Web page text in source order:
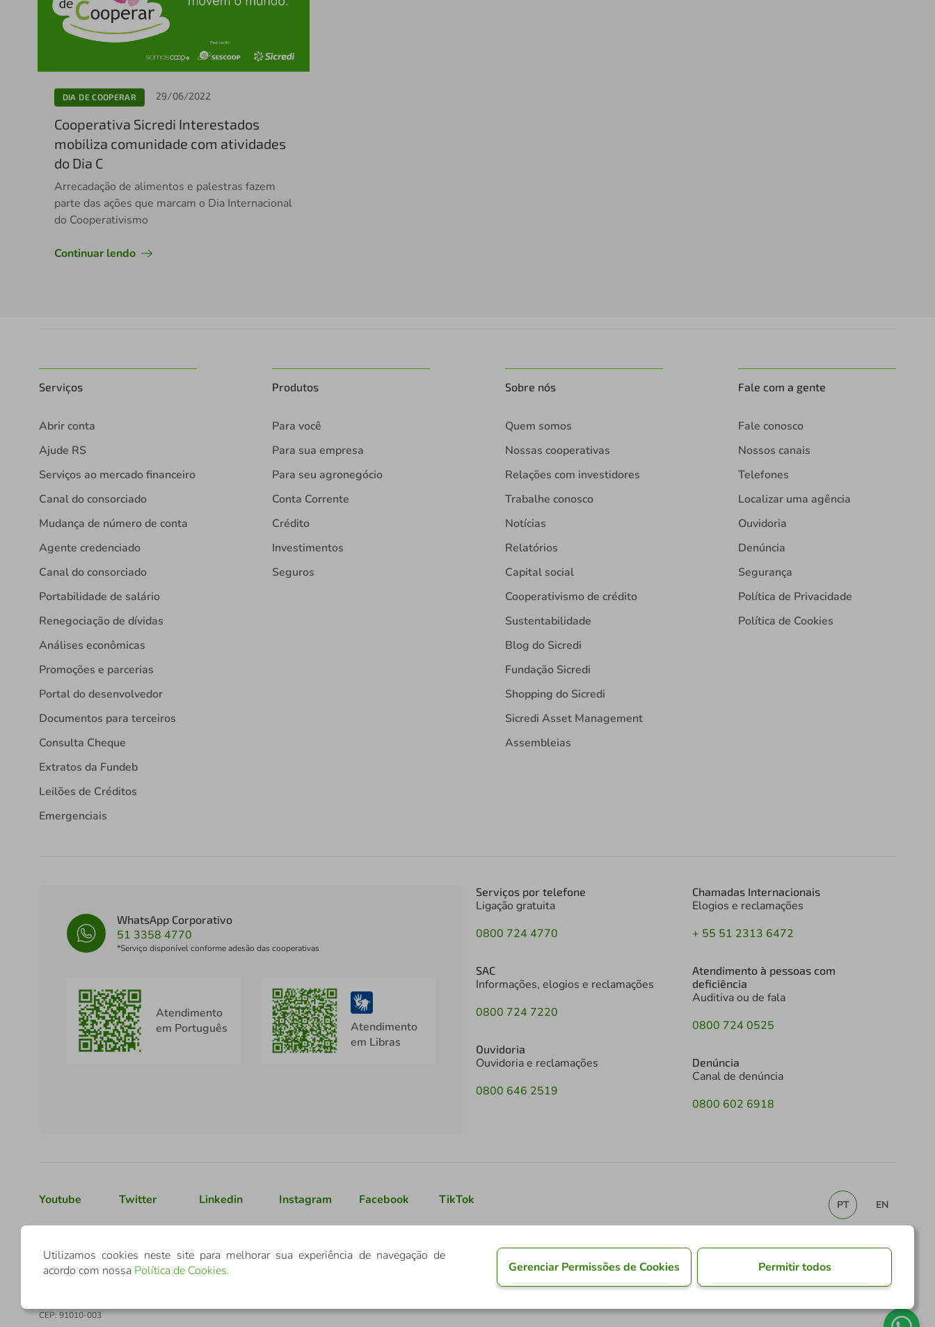
DIA DE COOPERAR 29/06/2022
Cooperativa Sicredi Interestados
mobiliza comunidade com atividades
do Dia C
Arrecadação de alimentos e palestras fazem
parte das ações que marcam o Dia Internacional
do Cooperativismo
Continuar lendo
Serviços
Abrir conta
Ajude RS
Serviços ao mercado financeiro
Canal do consorciado
Mudança de número de conta
Agente credenciado
Canal do consorciado
Portabilidade de salário
Renegociação de dívidas
Análises econômicas
Promoções e parcerias
Portal do desenvolvedor
Documentos para terceiros
Consulta Cheque
Extratos da Fundeb
Leilões de Créditos
Emergenciais
Produtos
Para você
Para sua empresa
Para seu agronegócio
Conta Corrente
Crédito
Investimentos
Seguros
Sobre nós
Quem somos
Nossas cooperativas
Relações com investidores
Trabalhe conosco
Notícias
Relatórios
Capital social
Cooperativismo de crédito
Sustentabilidade
Blog do Sicredi
Fundação Sicredi
Shopping do Sicredi
Sicredi Asset Management
Assembleias
Fale com a gente
Fale conosco
Nossos canais
Telefones
Localizar uma agência
Ouvidoria
Denúncia
Segurança
Política de Privacidade
Política de Cookies
WhatsApp Corporativo
51 3358 4770
*Serviço disponível conforme adesão das cooperativas
Atendimento
em Português
Atendimento
em Libras
Serviços por telefone
Ligação gratuita
0800 724 4770
SAC
Informações, elogios e reclamações
0800 724 7220
Ouvidoria
Ouvidoria e reclamações
0800 646 2519
Chamadas Internacionais
Elogios e reclamações
+ 55 51 2313 6472
Atendimento à pessoas com
deficiência
Auditiva ou de fala
0800 724 0525
Denúncia
Canal de denúncia
0800 602 6918
Youtube Twitter Linkedin Instagram Facebook TikTok
Confederação Sicredi
CNPJ: 03.795.072/0001-60
CEP: 91010-003
PT EN
Utilizamos cookies neste site para melhorar sua experiência de navegação de
acordo com nossa Política de Cookies. Gerenciar Permissões de Cookies Permitir todos